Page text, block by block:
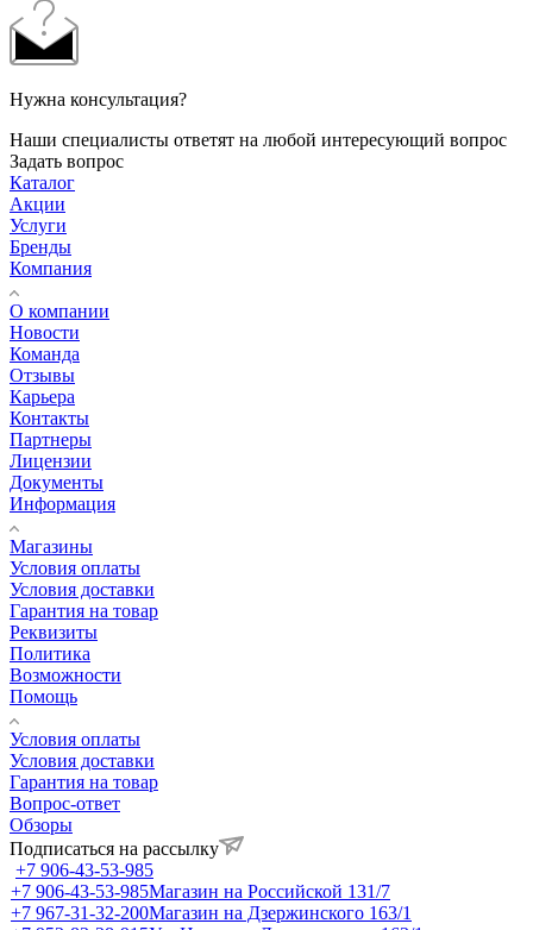
Нужна консультация?
Наши специалисты ответят на любой интересующий вопрос
Задать вопрос
Каталог
Акции
Услуги
Бренды
Компания
О компании
Новости
Команда
Отзывы
Карьера
Контакты
Партнеры
Лицензии
Документы
Информация
Магазины
Условия оплаты
Условия доставки
Гарантия на товар
Реквизиты
Политика
Возможности
Помощь
Условия оплаты
Условия доставки
Гарантия на товар
Вопрос-ответ
Обзоры
Подписаться на рассылку
+7 906-43-53-985
+7 906-43-53-985Магазин на Российской 131/7
+7 967-31-32-200Магазин на Дзержинского 163/1